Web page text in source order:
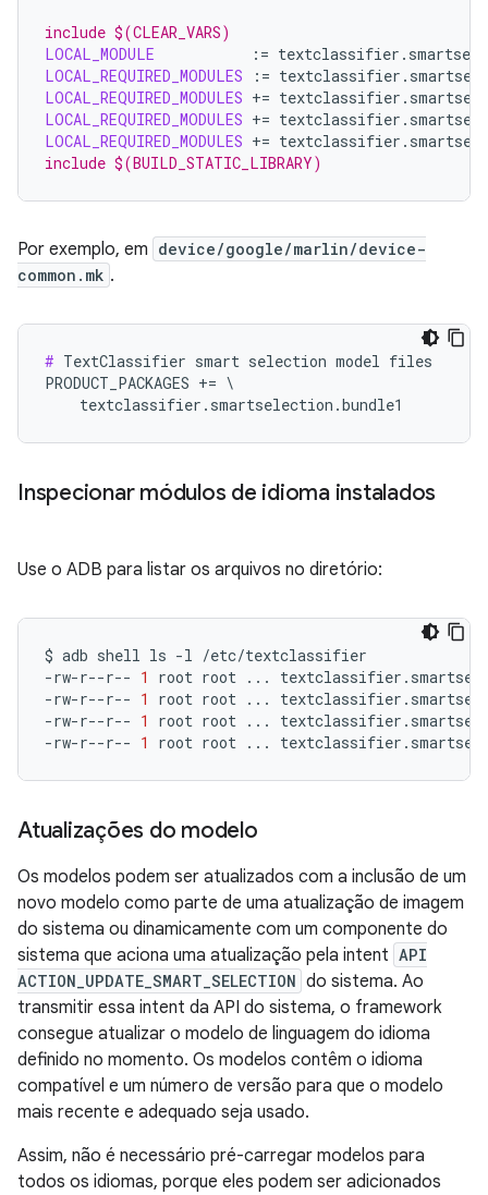
include $(CLEAR_VARS)
LOCAL_MODULE
:=
LOCAL_REQUIRED_MODULES
:=
LOCAL_REQUIRED_MODULES +=
LOCAL_REQUIRED_MODULES +=
LOCAL_REQUIRED_MODULES +=
include $(BUILD_STATIC_LIBRARY)
Por exemplo, em device/google/marlin/device-
common.mk .
# TextClassifier smart selection model files
PRODUCT_PACKAGES += \
    textclassifier.smartselection.bundle1
Inspecionar módulos de idioma instalados
Use o ADB para listar os arquivos no diretório:
$ adb shell ls -l /etc/textclassifier
-rw-r--r-- 1 root root ...
-rw-r--r-- 1 root root ...
-rw-r--r-- 1 root root ...
-rw-r--r-- 1 root root ...
Atualizações do modelo
Os modelos podem ser atualizados com a inclusão de um
novo modelo como parte de uma atualização de imagem
do sistema ou dinamicamente com um componente do
sistema que aciona uma atualização pela intent API
ACTION_UPDATE_SMART_SELECTION do sistema. Ao
transmitir essa intent da API do sistema, o framework
consegue atualizar o modelo de linguagem do idioma
definido no momento. Os modelos contêm o idioma
compatível e um número de versão para que o modelo
mais recente e adequado seja usado.
Assim, não é necessário pré-carregar modelos para
todos os idiomas, porque eles podem ser adicionados